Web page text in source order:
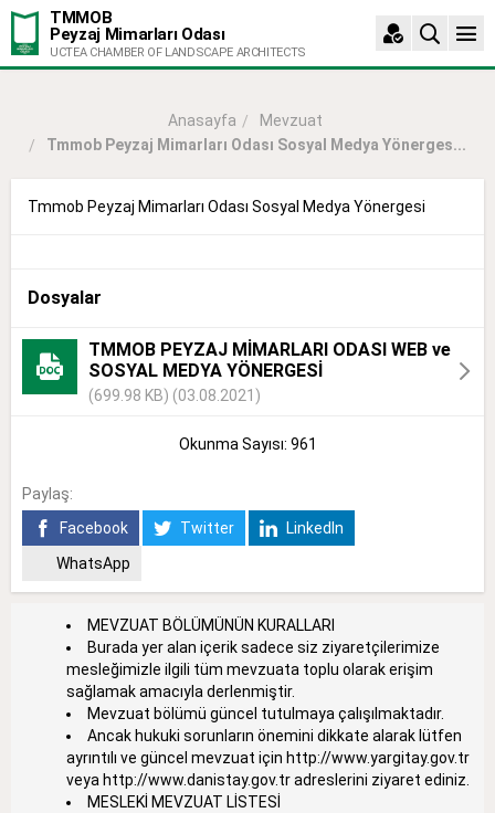
TMMOB
Peyzaj Mimarları Odası
UCTEA CHAMBER OF LANDSCAPE ARCHITECTS
Anasayfa
Mevzuat
Tmmob Peyzaj Mimarları Odası Sosyal Medya Yönerges...
Tmmob Peyzaj Mimarları Odası Sosyal Medya Yönergesi
Dosyalar
TMMOB PEYZAJ MİMARLARI ODASI WEB ve
SOSYAL MEDYA YÖNERGESİ
(699.98 KB) (03.08.2021)
Okunma Sayısı: 961
Paylaş:
Facebook
Twitter
LinkedIn
WhatsApp
MEVZUAT BÖLÜMÜNÜN KURALLARI
Burada yer alan içerik sadece siz ziyaretçilerimize
mesleğimizle ilgili tüm mevzuata toplu olarak erişim
sağlamak amacıyla derlenmiştir.
Mevzuat bölümü güncel tutulmaya çalışılmaktadır.
Ancak hukuki sorunların önemini dikkate alarak lütfen
ayrıntılı ve güncel mevzuat için http://www.yargitay.gov.tr
veya http://www.danistay.gov.tradreslerini ziyaret ediniz.
MESLEKİ MEVZUAT LİSTESİ